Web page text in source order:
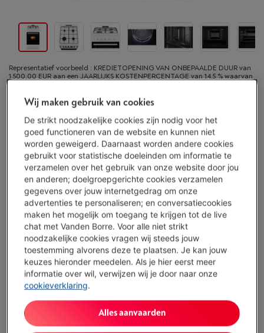
Representatief voorbeeld : KREDIETOPENING VAN ONBEPAALDE DUUR van
1.500,00 EUR aan een JAARLIJKS KOSTENPERCENTAGE van 14,5 % waarvan
Beschikbaar -Bekijk voorraad
€ 529,00
Of 18 betalingen van € 30,87 -Meer info
Debetrentevoet 6,24%, Kredietkost € 26,66
Minder dan 5 in stock, bestel nu!
Koop nu
Vergelijken
Vanden Borre Life Groot elektro
Verleng de levensduur van je toestellen met één abonnement
Dit product wordt15 jaarna aankoop gedekt.
Wij maken gebruik van cookies
De strikt noodzakelijke cookies zijn nodig voor het
goed functioneren van de website en kunnen niet
worden geweigerd. Daarnaast worden andere cookies
gebruikt voor statistische doeleinden om informatie te
verzamelen over het gebruik van onze website door jou
en anderen; doelgroepgerichte cookies verzamelen
gegevens over jouw internetgedrag om onze
advertenties te personaliseren; en conversatiecookies
maken het mogelijk om toegang te krijgen tot de live
chat met Vanden Borre. Voor alle niet strikt
noodzakelijke cookies vragen wij steeds jouw
toestemming alvorens deze te plaatsen. Je kan jouw
keuzes hieronder meedelen. Als je hier eerst meer
informatie over wil, verwijzen wij je door naar onze
cookieverklaring.
Alles aanvaarden